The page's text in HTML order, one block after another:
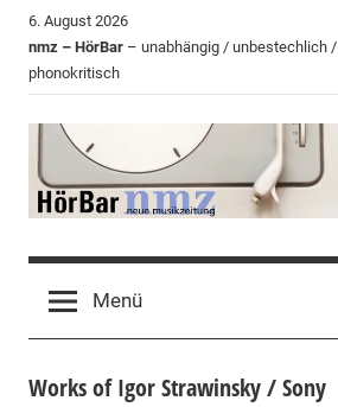
Zum
Inhalt
springen
6. August 2026
nmz – HörBar – unabhängig / unbestechlich /
phonokritisch
HörBar
der
nmz
Menü
Works of Igor Strawinsky / Sony